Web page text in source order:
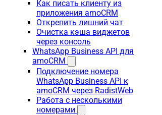
Как писать клиенту из
приложения amoCRM
Открепить лишний чат
Очистка кэша виджетов
через консоль
WhatsApp Business API для
amoCRM
Подключение номера
WhatsApp Business API к
amoCRM через RadistWeb
Работа с несколькими
номерами